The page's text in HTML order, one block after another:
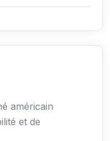
américain
et de